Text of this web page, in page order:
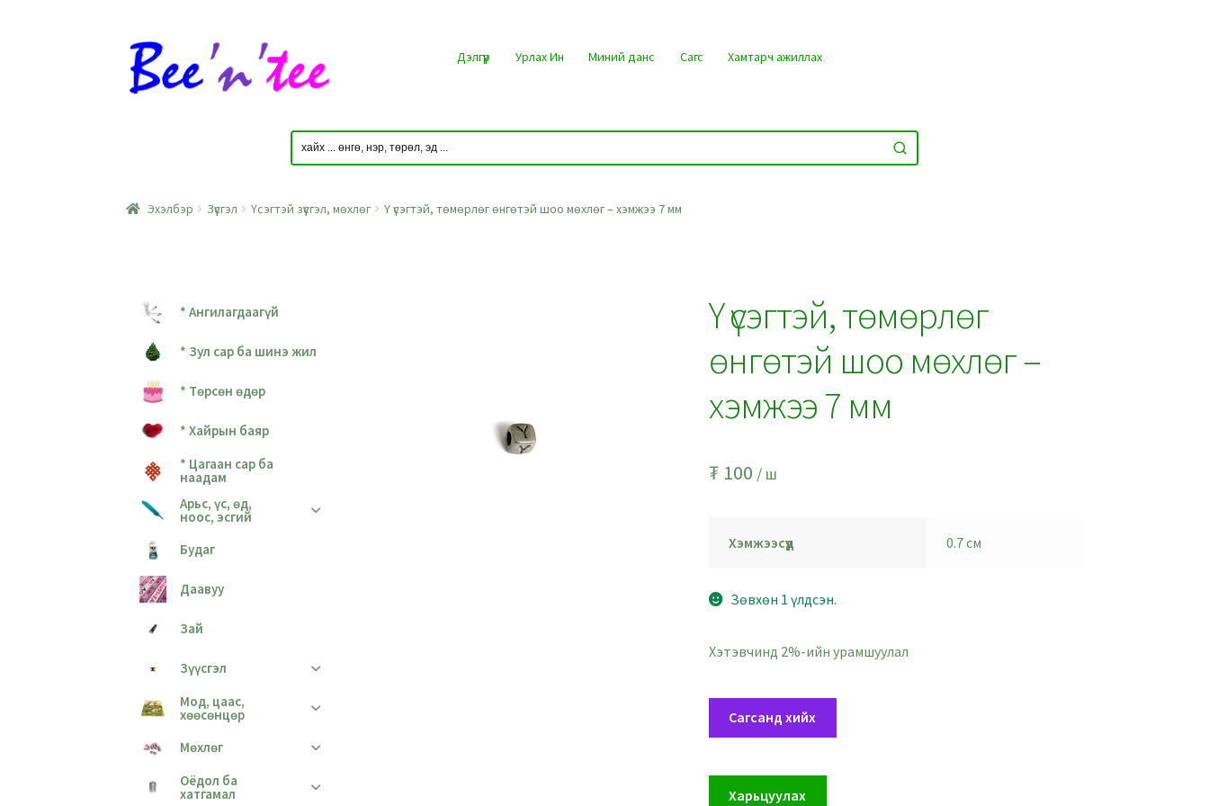
Skip
to
navigation
Skip
to
content
Дэлгүүр Урлах Ин Миний данс Сагс Хамтарч ажиллах
Эхэлбэр Зүүсгэл Үсэгтэй зүүсгэл, мөхлөг Y үсэгтэй, төмөрлөг өнгөтэй шоо мөхлөг – хэмжээ 7 мм
Y үсэгтэй, төмөрлөг
өнгөтэй шоо мөхлөг –
хэмжээ 7 мм
₮100 / ш
Хэмжээсүүд 0.7 см
Зөвхөн 1 үлдсэн.
Хэтэвчинд 2%-ийн урамшуулал
өнгөтэй
шоо
Сагсанд хийх
Харьцуулах
* Ангилагдаагүй
* Зул сар ба шинэ жил
* Төрсөн өдөр
* Хайрын баяр
* Цагаан сар ба
наадам
Арьс, үс, өд,
ноос, эсгий
Будаг
Даавуу
Зай
Зүүсгэл
Мод, цаас,
хөөсөнцөр
Мөхлөг
Оёдол ба
хатгамал